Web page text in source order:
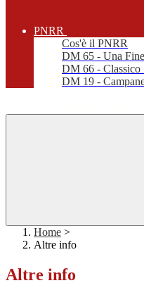
PNRR
Cos'è il PNRR
DM 65 - Una
DM 66 -
DM 19 -
Home >
Altre info
Altre info